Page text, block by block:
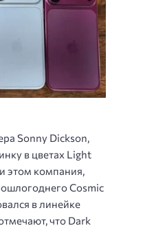
Sonny Dickson,
в цветах Light
этом компания,
Cosmic
в линейке
что Dark